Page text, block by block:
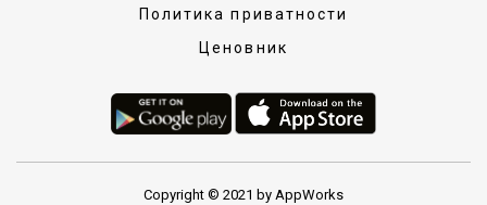
Политика приватности
Ценовник
Copyright © 2021 by AppWorks